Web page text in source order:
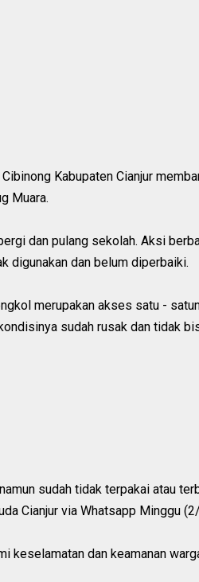
Kabupaten Cianjur
Muara.
dan pulang sekolah. Aksi
digunakan dan belum diperbaiki.
merupakan akses satu -
sudah rusak dan tidak
sudah tidak terpakai atau
Cianjur via Whatsapp Minggu
keselamatan dan keamanan